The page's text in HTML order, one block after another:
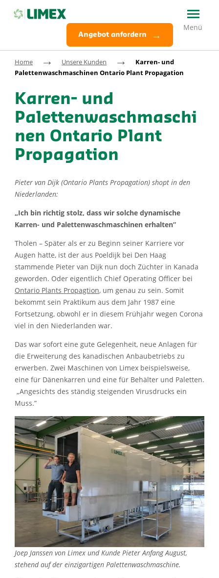
Angebot anfordern
Home → Unsere Kunden →
Karren- und
Palettenwaschmaschinen Ontario Plant Propagation
Karren- und
Palettenwaschmaschi
nen Ontario Plant
Propagation
Pieter van Dijk (Ontario Plants Propagation) shopt in den
Niederlanden:
„Ich bin richtig stolz, dass wir solche dynamische
Karren- und Palettenwaschmaschinen erhalten”
Tholen – Später als er zu Beginn seiner Karriere vor
Augen hatte, ist der aus Poeldijk bei Den Haag
stammende Pieter van Dijk nun doch Züchter in Kanada
geworden. Oder eigentlich Chief Operating Officer bei
Ontario Plants Propagtion, um genau zu sein. Somit
bekommt sein Praktikum aus dem Jahr 1987 eine
Fortsetzung, obwohl er in diesem Frühjahr wegen Corona
viel in den Niederlanden war.
Das war sofort eine gute Gelegenheit, neue Anlagen für
die Erweiterung des kanadischen Anbaubetriebs zu
erwerben. Zwei Maschinen von Limex beispielsweise,
eine für Dänenkarren und eine für Behälter und Paletten.
„Angesichts des ständig steigenden Virusdrucks ein
Muss.”
Joep Janssen von Limex und Kunde Pieter Anfang August,
stehend auf der einzigartigen Palettenwaschmaschine.